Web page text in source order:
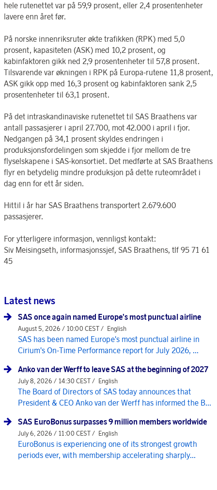
hele rutenettet var på 59,9 prosent, eller 2,4 prosentenheter
lavere enn året før.
På norske innenriksruter økte trafikken (RPK) med 5,0
prosent, kapasiteten (ASK) med 10,2 prosent, og
kabinfaktoren gikk ned 2,9 prosentenheter til 57,8 prosent.
Tilsvarende var økningen i RPK på Europa-rutene 11,8 prosent,
ASK gikk opp med 16,3 prosent og kabinfaktoren sank 2,5
prosentenheter til 63,1 prosent.
På det intraskandinaviske rutenettet til SAS Braathens var
antall passasjerer i april 27.700, mot 42.000 i april i fjor.
Nedgangen på 34,1 prosent skyldes endringen i
produksjonsfordelingen som skjedde i fjor mellom de tre
flyselskapene i SAS-konsortiet. Det medførte at SAS Braathens
flyr en betydelig mindre produksjon på dette ruteområdet i
dag enn for ett år siden.
Hittil i år har SAS Braathens transportert 2.679.600
passasjerer.
For ytterligere informasjon, vennligst kontakt:
Siv Meisingseth, informasjonssjef, SAS Braathens, tlf 95 71 61
45
Latest news
SAS once again named Europe's most punctual airline
August 5, 2026 / 10:00 CEST / English
SAS has been named Europe's most punctual airline in
Cirium's On-Time Performance report for July 2026, ...
Anko van der Werff to leave SAS at the beginning of 2027
July 8, 2026 / 14:30 CEST / English
The Board of Directors of SAS today announces that
President & CEO Anko van der Werff has informed the B...
SAS EuroBonus surpasses 9 million members worldwide
July 6, 2026 / 11:00 CEST / English
EuroBonus is experiencing one of its strongest growth
periods ever, with membership accelerating sharply...